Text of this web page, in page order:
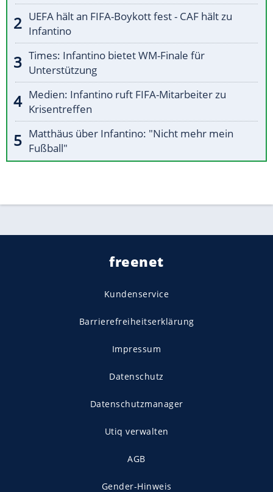
UEFA hält an FIFA-Boykott fest - CAF hält zu
Infantino
Times: Infantino bietet WM-Finale für
Unterstützung
Medien: Infantino ruft FIFA-Mitarbeiter zu
Krisentreffen
Matthäus über Infantino: "Nicht mehr mein
Fußball"
freenet
Kundenservice
Barrierefreiheitserklärung
Impressum
Datenschutz
Datenschutzmanager
Utiq verwalten
AGB
Gender-Hinweis